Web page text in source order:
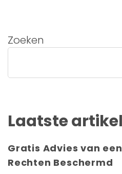
Zoeken
Laatste
Gratis Advies van
Rechten Beschermd